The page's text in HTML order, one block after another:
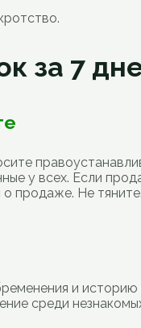
за 7
у всех. Если
продаже. Не
и
среди